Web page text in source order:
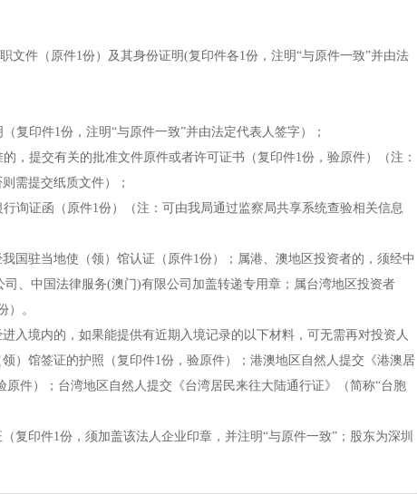
件（原件1份）及其身份证明(复印件各1份，注明“与原件一致”并由法
印件1份，注明“与原件一致”并由法定代表人签字）；
提交有关的批准文件原件或者许可证书（复印件1份，验原件）（注：
需提交纸质文件）；
证函（原件1份）（注：可由我局通过监察局共享系统查验相关信息
驻当地使（领）馆认证（原件1份）；属港、澳地区投资者的，须经中
、中国法律服务(澳门)有限公司加盖转递专用章；属台湾地区投资者
）。
境内的，如果能提供有近期入境记录的以下材料，可无需再对投资人
）馆签证的护照（复印件1份，验原件）；港澳地区自然人提交《港澳居
件）；台湾地区自然人提交《台湾居民来往大陆通行证》（简称“台胞
印件1份，须加盖该法人企业印章 ，并注明“与原件一致”；股东为深圳